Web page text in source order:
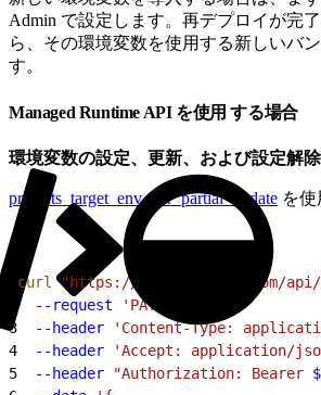
Admin で設定します。再デプロイが完
ら、その環境変数を使用する新しいバ
す。
Managed Runtime API を使用 する場合
環境変数の設定、更新、および設定解除
projects_target_env_var_partial_update を使
curl "https://cloud.mobify.com/
  --request
'PATCH'
3
  --header
'Content-Type:
4
  --header
'Accept: application/
5
  --header
"Authorization: Bearer